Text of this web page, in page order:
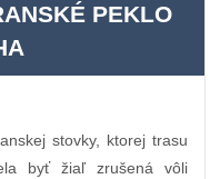
PEKLO
stovky, ktorej trasu
byť žiaľ zrušená vôli